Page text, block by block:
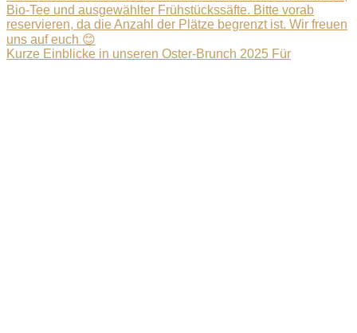
Kurze Einblicke in unseren Oster-Brunch 2025 Für